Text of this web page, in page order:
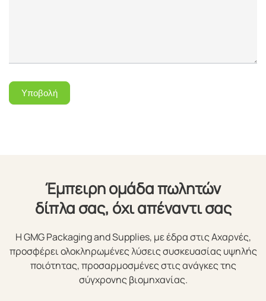
Υποβολή
Έμπειρη ομάδα πωλητών
δίπλα σας, όχι απέναντι σας
Η GMG Packaging and Supplies, με έδρα στις Αχαρνές,
προσφέρει ολοκληρωμένες λύσεις συσκευασίας υψηλής
ποιότητας, προσαρμοσμένες στις ανάγκες της
σύγχρονης βιομηχανίας.